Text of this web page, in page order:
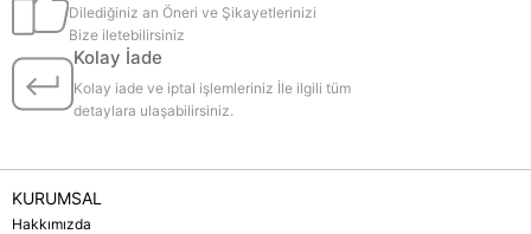
Dilediğiniz an Öneri ve Şikayetlerinizi
Bize iletebilirsiniz
Kolay İade
Kolay iade ve iptal işlemleriniz İle ilgili tüm
detaylara ulaşabilirsiniz.
KURUMSAL
Hakkımızda